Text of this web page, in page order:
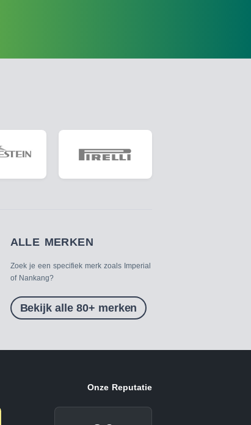
ALLE MERKEN
Zoek je een specifiek merk zoals Imperial
of Nankang?
Bekijk alle 80+ merken
Onze Reputatie